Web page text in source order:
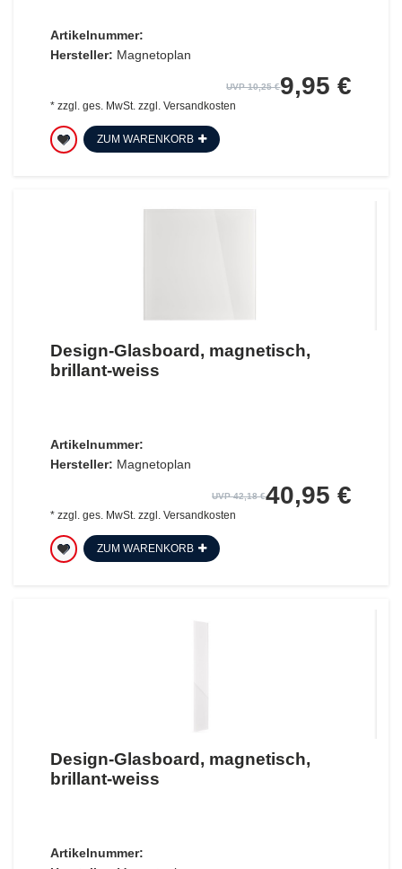
Artikelnummer:
Hersteller: Magnetoplan
UVP 10,25 €9,95 €
* zzgl. ges. MwSt.zzgl. Versandkosten
ZUM WARENKORB
Design-Glasboard, magnetisch,
brillant-weiss
Artikelnummer:
Hersteller: Magnetoplan
UVP 42,18 €40,95 €
* zzgl. ges. MwSt. zzgl. Versandkosten
ZUM WARENKORB
Design-Glasboard, magnetisch,
brillant-weiss
Artikelnummer: